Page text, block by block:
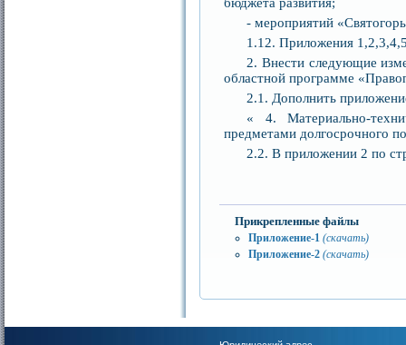
- мероприятий
1.12. Приложения
2. Внести следующие
областной программе
2.1. Дополнить
« 4. Материально-
предметами долгосрочного
2.2. В приложении 2 по
Прикрепленные файлы
Приложение-1 (скачать)
Приложение-2 (скачать)